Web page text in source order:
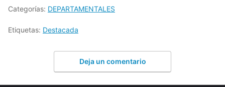
Categorías: DEPARTAMENTALES
Etiquetas: Destacada
Deja un comentario